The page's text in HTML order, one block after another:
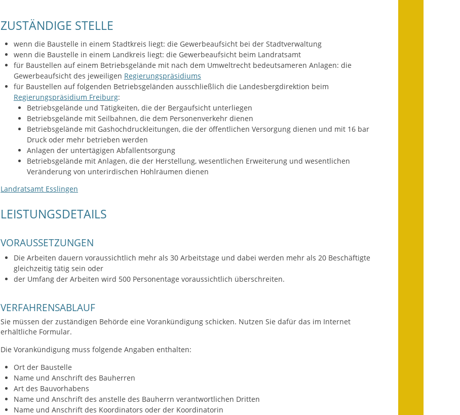
Notfallplanung
Ortsplan
Schadensmeldung
Landesstraße
Behördenadressen
ZUSTÄNDIGE STELLE
wenn die Baustelle in einem Stadtkreis liegt: die Gewerbeaufsicht bei der Stadtverwaltung
wenn die Baustelle in einem Landkreis liegt: die Gewerbeaufsicht beim Landratsamt
für Baustellen auf einem Betriebsgelände mit nach dem Umweltrecht bedeutsameren Anlagen: die
Gewerbeaufsicht des jeweiligen Regierungspräsidiums
für Baustellen auf folgenden Betriebsgeländen ausschließlich die Landesbergdirektion beim
Regierungspräsidium Freiburg:
Betriebsgelände und Tätigkeiten, die der Bergaufsicht unterliegen
Betriebsgelände mit Seilbahnen, die dem Personenverkehr dienen
Betriebsgelände mit Gashochdruckleitungen, die der öffentlichen Versorgung dienen und mit 16 bar
Druck oder mehr betrieben werden
Anlagen der untertägigen Abfallentsorgung
Betriebsgelände mit Anlagen, die der Herstellung, wesentlichen Erweiterung und wesentlichen
Veränderung von unterirdischen Hohlräumen dienen
Landratsamt Esslingen
LEISTUNGSDETAILS
VORAUSSETZUNGEN
Die Arbeiten dauern voraussichtlich mehr als 30 Arbeitstage und dabei werden mehr als 20 Beschäftigte
gleichzeitig tätig sein oder
der Umfang der Arbeiten wird 500 Personentage voraussichtlich überschreiten.
VERFAHRENSABLAUF
Sie müssen der zuständigen Behörde eine Vorankündigung schicken. Nutzen Sie dafür das im Internet
erhältliche Formular.
Die Vorankündigung muss folgende Angaben enthalten:
Ort der Baustelle
Name und Anschrift des Bauherren
Art des Bauvorhabens
Name und Anschrift des anstelle des Bauherrn verantwortlichen Dritten
Name und Anschrift des Koordinators oder der Koordinatorin